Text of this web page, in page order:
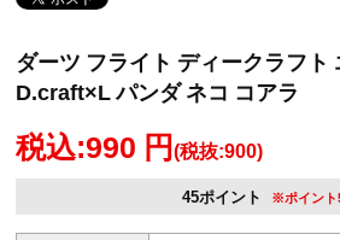
ダーツ フライト ディークラフト
D.craft×L パンダ ネコ コアラ
税込:990 円(税抜:900)
45ポイント ※ポイント